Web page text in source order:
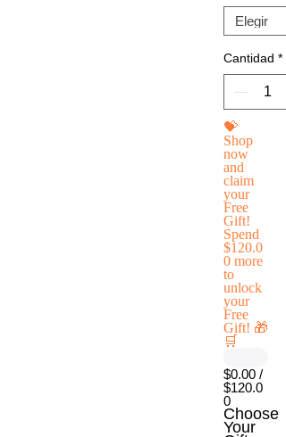
Cantidad *
💝
Shop
now
and
claim
your
Free
Gift!
Spend
$120.0
0 more
to
unlock
your
Free
Gift! 🎁
🛒
$0.00 /
$120.0
0
Choose
Your